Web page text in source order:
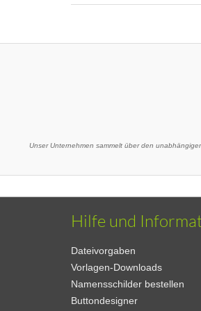
Unser Unternehmen sammelt über den
Hilfe und
Dateivorgaben
Vorlagen-Downloads
Namensschilder bestellen
Buttondesigner